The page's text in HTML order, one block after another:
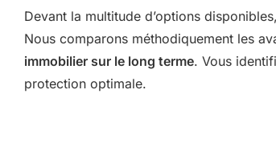
Devant la multitude d’options
Nous comparons méthodiquement les
immobilier sur le long terme. Vous
protection optimale.